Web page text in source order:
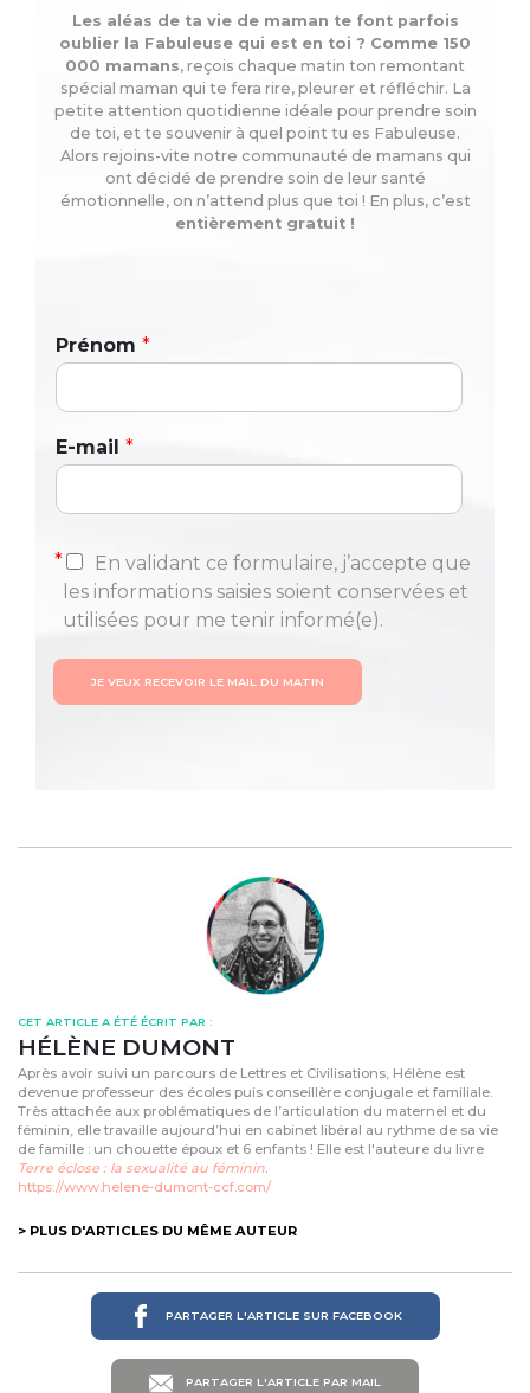
Les aléas de ta vie de maman te font parfois
oublier la Fabuleuse qui est en toi ? Comme 150
000 mamans, reçois chaque matin ton remontant
spécial maman qui te fera rire, pleurer et réfléchir. La
petite attention quotidienne idéale pour prendre soin
de toi, et te souvenir à quel point tu es Fabuleuse.
Alors rejoins-vite notre communauté de mamans qui
ont décidé de prendre soin de leur santé
émotionnelle, on n’attend plus que toi ! En plus, c’est
entièrement gratuit !
Prénom *
E-mail *
*
En validant ce formulaire, j’accepte que
les informations saisies soient conservées et
utilisées pour me tenir informé(e).
JE VEUX RECEVOIR LE MAIL DU MATIN
CET ARTICLE A ÉTÉ ÉCRIT PAR :
HÉLÈNE DUMONT
Après avoir suivi un parcours de Lettres et Civilisations, Hélène est
devenue professeur des écoles puis conseillère conjugale et familiale.
Très attachée aux problématiques de l’articulation du maternel et du
féminin, elle travaille aujourd’hui en cabinet libéral au rythme de sa vie
de famille : un chouette époux et 6 enfants ! Elle est l'auteure du livre
Terre éclose : la sexualité au féminin
https://www.helene-dumont-ccf.com/
> PLUS D'ARTICLES DU MÊME AUTEUR
PARTAGER L'ARTICLE SUR FACEBOOK
PARTAGER L'ARTICLE PAR MAIL